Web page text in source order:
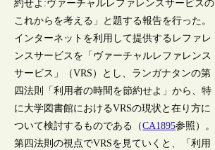
約せよ:ヴァーチャルレファレンスサービスの
これからを考える」と題する報告を行った。
インターネットを利用して提供するレファレ
ンスサービスを「ヴァーチャルレファレンス
サービス」（VRS）とし、ランガナタンの第
四法則「利用者の時間を節約せよ」から、特
に大学図書館におけるVRSの現状と在り方に
ついて検討するものである（CA1895参照）。
第四法則の視点でVRSを見ていくと、「利用